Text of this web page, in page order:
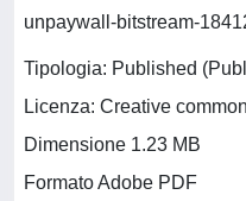
unpaywall-bitstream-
Tipologia: Published
Licenza: Creative
Dimensione 1.23 MB
Formato Adobe PDF